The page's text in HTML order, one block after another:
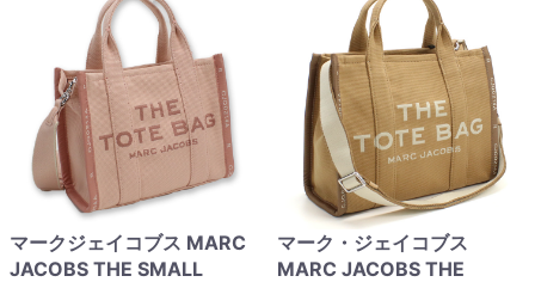
マークジェイコブス MARC
JACOBS THE SMALL
マーク・ジェイコブス
MARC JACOBS THE